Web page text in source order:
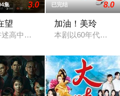
Family），为台湾民视自
集 3.0
望
高中好友陈志伟（李国毅 饰）
已完结 8.0
加油！美玲
本剧以60年代为时